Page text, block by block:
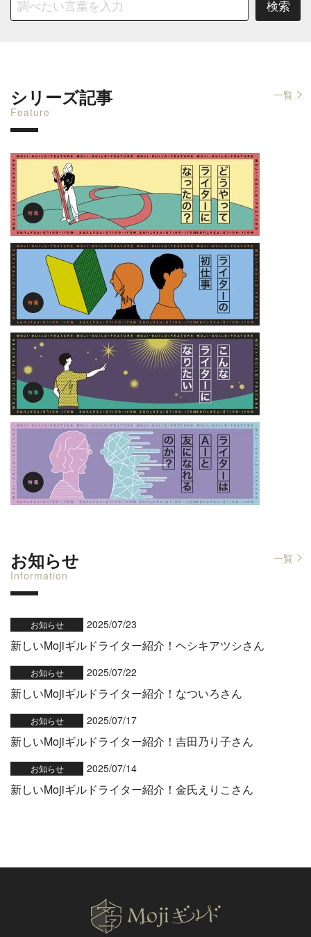
シリーズ記事
Feature
一覧
お知らせ
Information
一覧
お知らせ 2025/07/23
新しいMojiギルドライター紹介！ヘシキアツシさん
お知らせ 2025/07/22
新しいMojiギルドライター紹介！なついろさん
お知らせ 2025/07/17
新しいMojiギルドライター紹介！吉田乃り子さん
お知らせ 2025/07/14
新しいMojiギルドライター紹介！金氏えりこさん